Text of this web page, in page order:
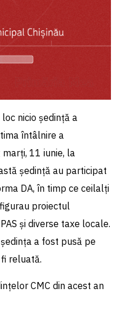
nicio ședință a
întâlnire a
11 iunie, la
ședință au participat
DA, în timp ce ceilalți
proiectul
și diverse taxe locale.
a fost pusă pe
reluată.
CMC din acest an